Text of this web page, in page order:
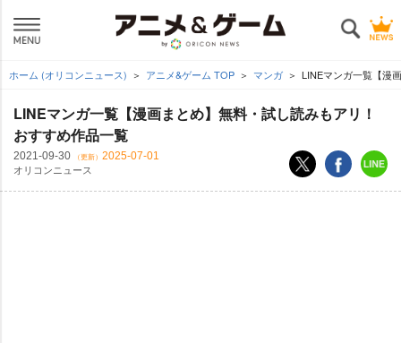
ホーム (オリコンニュース) アニメ&ゲーム TOP マンガ LINEマンガ一覧【漫
LINEマンガ一覧【漫画まとめ】無料・試し読みもアリ！
おすすめ作品一覧
2021-09-30 （更新） 2025-07-01
オリコンニュース